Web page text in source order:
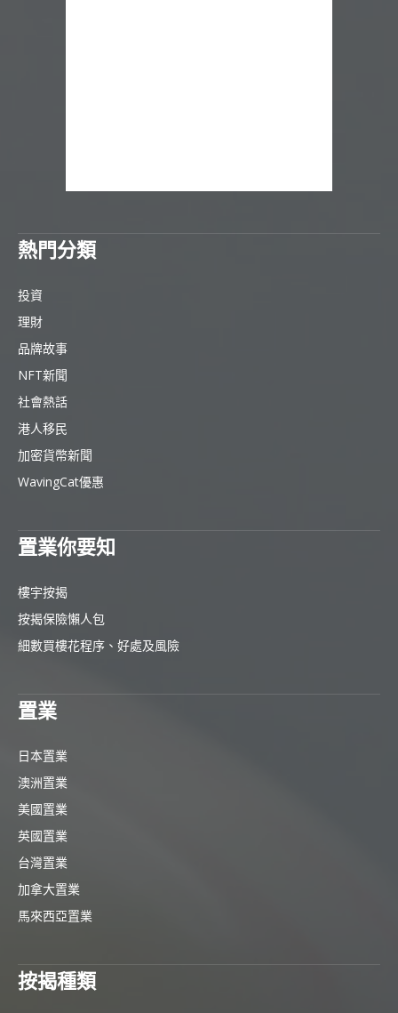
熱門分類
投資
理財
品牌故事
NFT新聞
社會熱話
港人移民
加密貨幣新聞
WavingCat優惠
置業你要知
樓宇按揭
按揭保險懶人包
細數買樓花程序、好處及風險
置業
日本置業
澳洲置業
美國置業
英國置業
台灣置業
加拿大置業
馬來西亞置業
按揭種類